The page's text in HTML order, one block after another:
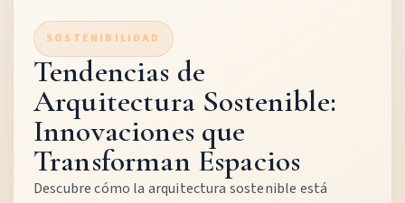
SOSTENIBILIDAD
Tendencias de
Arquitectura Sostenible:
Innovaciones que
Transforman Espacios
Descubre cómo la arquitectura sostenible está